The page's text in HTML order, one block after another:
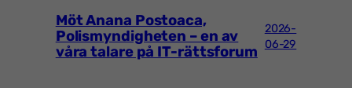
Möt Anana Postoaca,
Polismyndigheten – en av
våra talare på IT-rättsforum
2026-
06-29